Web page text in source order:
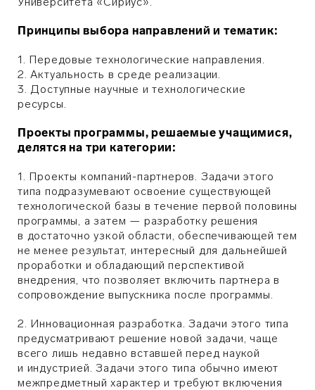
Принципы выбора направлений и тематик:
1. Передовые технологические направления.
2. Актуальность в среде реализации.
3. Доступные научные и технологические
ресурсы.
Проекты программы, решаемые учащимися,
делятся на три категории:
1. Проекты компаний-партнеров. Задачи этого
типа подразумевают освоение существующей
технологической базы в течение первой половины
программы, а затем — разработку решения
в достаточно узкой области, обеспечивающей тем
не менее результат, интересный для дальнейшей
проработки и обладающий перспективой
внедрения, что позволяет включить партнера в
сопровождение выпускника после программы.
2. Инновационная разработка. Задачи этого типа
предусматривают решение новой задачи, чаще
всего лишь недавно вставшей перед наукой
и индустрией. Задачи этого типа обычно имеют
межпредметный характер и требуют включения